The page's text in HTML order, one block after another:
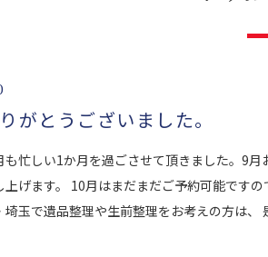
がとうございました。
も忙しい1か月を過ごさせて頂きました。9
上げます。 10月はまだまだご予約可能です
埼玉で遺品整理や生前整理をお考えの方は、